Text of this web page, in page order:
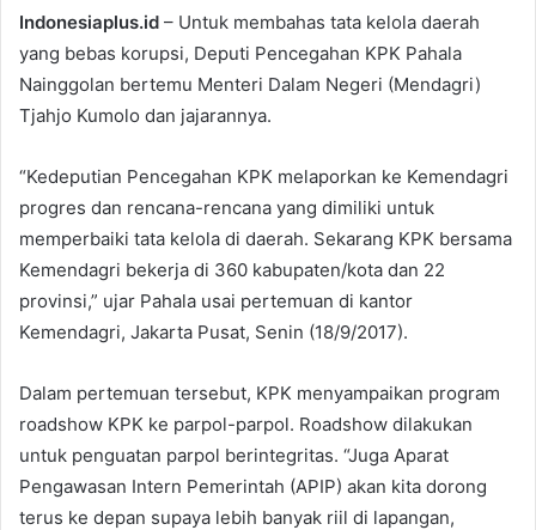
Indonesiaplus.id – Untuk membahas tata kelola daerah
yang bebas korupsi, Deputi Pencegahan KPK Pahala
Nainggolan bertemu Menteri Dalam Negeri (Mendagri)
Tjahjo Kumolo dan jajarannya.
“Kedeputian Pencegahan KPK melaporkan ke Kemendagri
progres dan rencana-rencana yang dimiliki untuk
memperbaiki tata kelola di daerah. Sekarang KPK bersama
Kemendagri bekerja di 360 kabupaten/kota dan 22
provinsi,” ujar Pahala usai pertemuan di kantor
Kemendagri, Jakarta Pusat, Senin (18/9/2017).
Dalam pertemuan tersebut, KPK menyampaikan program
roadshow KPK ke parpol-parpol. Roadshow dilakukan
untuk penguatan parpol berintegritas. “Juga Aparat
Pengawasan Intern Pemerintah (APIP) akan kita dorong
terus ke depan supaya lebih banyak riil di lapangan,